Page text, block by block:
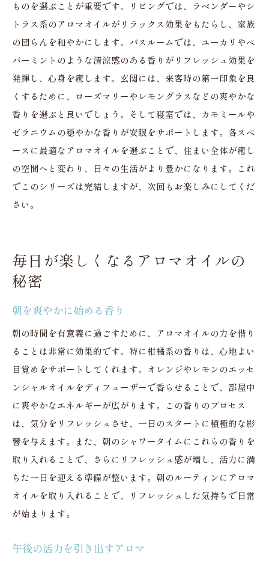
ものを選ぶことが重要です。リビングでは、ラベンダーやシ
トラス系のアロマオイルがリラックス効果をもたらし、家族
の団らんを和やかにします。バスルームでは、ユーカリやペ
パーミントのような清涼感のある香りがリフレッシュ効果を
発揮し、心身を癒します。玄関には、来客時の第一印象を良
くするために、ローズマリーやレモングラスなどの爽やかな
香りを選ぶと良いでしょう。そして寝室では、カモミールや
ゼラニウムの穏やかな香りが安眠をサポートします。各スペ
ースに最適なアロマオイルを選ぶことで、住まい全体が癒し
の空間へと変わり、日々の生活がより豊かになります。これ
でこのシリーズは完結しますが、次回もお楽しみにしてくだ
さい。
毎日が楽しくなるアロマオイルの
秘密
朝を爽やかに始める香り
朝の時間を有意義に過ごすために、アロマオイルの力を借り
ることは非常に効果的です。特に柑橘系の香りは、心地よい
目覚めをサポートしてくれます。オレンジやレモンのエッセ
ンシャルオイルをディフューザーで香らせることで、部屋中
に爽やかなエネルギーが広がります。この香りのプロセス
は、気分をリフレッシュさせ、一日のスタートに積極的な影
響を与えます。また、朝のシャワータイムにこれらの香りを
取り入れることで、さらにリフレッシュ感が増し、活力に満
ちた一日を迎える準備が整います。朝のルーティンにアロマ
オイルを取り入れることで、リフレッシュした気持ちで日常
が始まります。
午後の活力を引き出すアロマ